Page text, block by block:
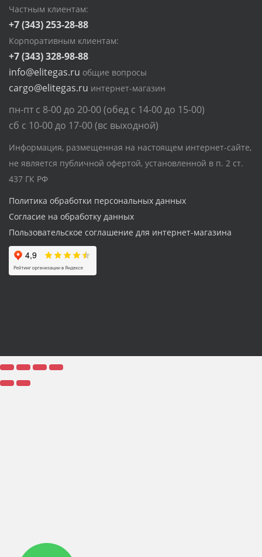
Частным клиентам:
+7 (343) 253-28-88
Корпоративным клиентам:
+7 (343) 328-98-88
info@elitegas.ru общие вопросы
cargo@elitegas.ru интернет-магазин
пн-пт с 8-00 до 20-00 (обед с 14-00 до 15-00)
сб с 10-00 до 17-00 (вс выходной)
Информация, размещенная на настоящем интернет-сайте,
не является публичной офертой, установленной в п. 2 ст.
437 ГК РФ
Политика обработки персональных данных
Согласие на обработку данных
Пользовательское соглашение для интернет-магазина